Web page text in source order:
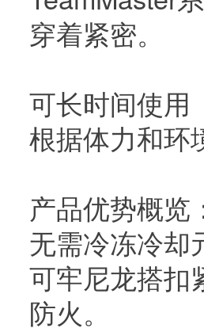
穿着紧密。
可长时间使用
根据体力和环
产品优势概览
无需冷冻冷却
可牢尼龙搭扣
防火。